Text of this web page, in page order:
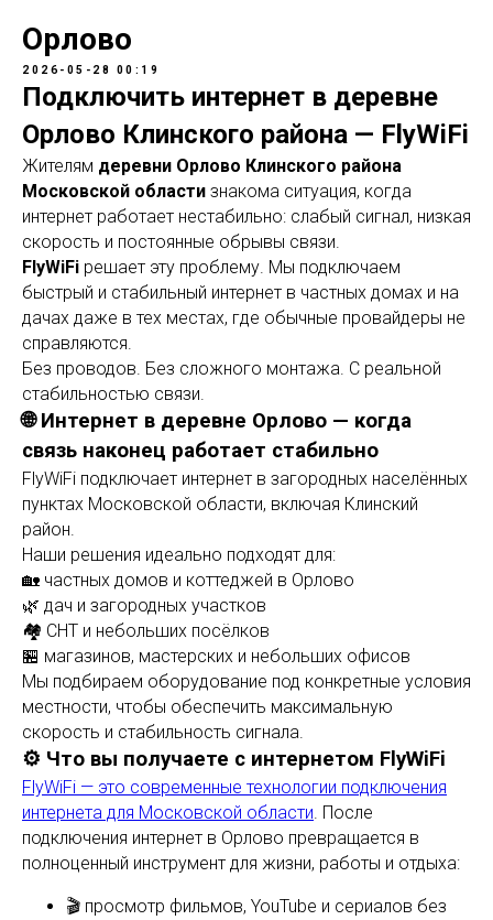
Орлово
2026-05-28 00:19
Подключить интернет в деревне
Орлово Клинского района — FlyWiFi
Жителям деревни Орлово Клинского района
Московской области знакома ситуация, когда
интернет работает нестабильно: слабый сигнал, низкая
скорость и постоянные обрывы связи.
FlyWiFi решает эту проблему. Мы подключаем
быстрый и стабильный интернет в частных домах и на
дачах даже в тех местах, где обычные провайдеры не
справляются.
Без проводов. Без сложного монтажа. С реальной
стабильностью связи.
🌐 Интернет в деревне Орлово — когда
связь наконец работает стабильно
FlyWiFi подключает интернет в загородных населённых
пунктах Московской области, включая Клинский
район.
Наши решения идеально подходят для:
🏡 частных домов и коттеджей в Орлово
🌿 дач и загородных участков
🏘 СНТ и небольших посёлков
🏪 магазинов, мастерских и небольших офисов
Мы подбираем оборудование под конкретные условия
местности, чтобы обеспечить максимальную
скорость и стабильность сигнала.
⚙️ Что вы получаете с интернетом FlyWiFi
FlyWiFi — это современные технологии подключения
интернета для Московской области. После
подключения интернет в Орлово превращается в
полноценный инструмент для жизни, работы и отдыха:
🎬 просмотр фильмов, YouTube и сериалов без